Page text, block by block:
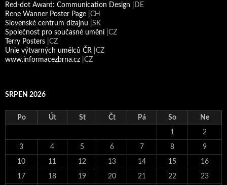
Red-dot Award: Communication Design |DE
Rene Wanner Poster Page |CH
Slovenské centrum dizajnu |SK
Společnost pro současné umění |CZ
Terry Posters |CZ
Unie výtvarných umělců ČR |CZ
www.informacezbrna.cz |CZ
SRPEN 2026
Po Út St Čt Pá So Ne
1 2
3 4 5 6 7 8 9
10 11 12 13 14 15 16
17 18 19 20 21 22 23